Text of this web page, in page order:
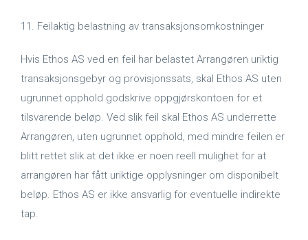
11. Feilaktig belastning av transaksjonsomkostninger
Hvis Ethos AS ved en feil har belastet Arrangøren uriktig
transaksjonsgebyr og provisjonssats, skal Ethos AS uten
ugrunnet opphold godskrive oppgjørskontoen for et
tilsvarende beløp. Ved slik feil skal Ethos AS underrette
Arrangøren, uten ugrunnet opphold, med mindre feilen er
blitt rettet slik at det ikke er noen reell mulighet for at
arrangøren har fått uriktige opplysninger om disponibelt
beløp. Ethos AS er ikke ansvarlig for eventuelle indirekte
tap.